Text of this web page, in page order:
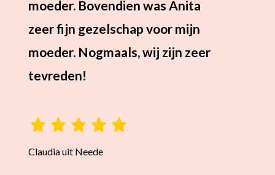
moeder. Bovendien was Anita
zeer fijn gezelschap voor mijn
moeder. Nogmaals, wij zijn zeer
tevreden!
Claudia uit Neede